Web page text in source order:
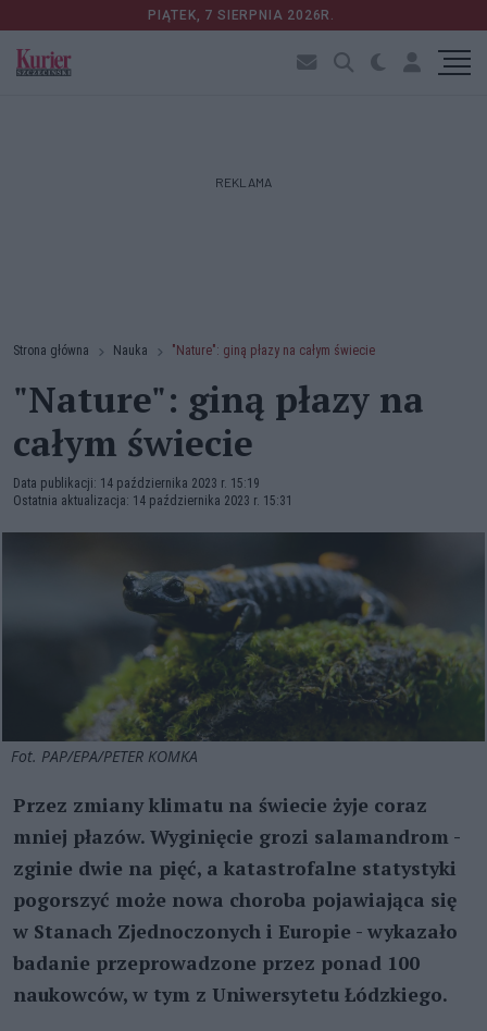
PIĄTEK, 7 SIERPNIA 2026R.
REKLAMA
Strona główna Nauka "Nature": giną płazy na całym świecie
"Nature": giną płazy na
całym świecie
Data publikacji: 14 października 2023 r. 15:19
Ostatnia aktualizacja: 14 października 2023 r. 15:31
Fot. PAP/EPA/PETER KOMKA
Przez zmiany klimatu na świecie żyje coraz
mniej płazów. Wyginięcie grozi salamandrom -
zginie dwie na pięć, a katastrofalne statystyki
pogorszyć może nowa choroba pojawiająca się
w Stanach Zjednoczonych i Europie - wykazało
badanie przeprowadzone przez ponad 100
naukowców, w tym z Uniwersytetu Łódzkiego.